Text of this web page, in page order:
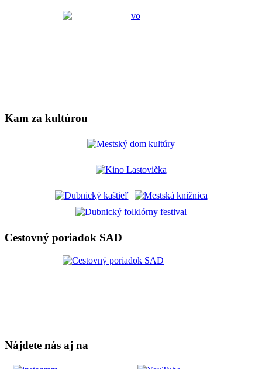
Kam za kultúrou
Cestovný poriadok SAD
Nájdete nás aj na